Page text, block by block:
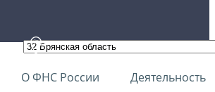
О ФНС России Деятельность